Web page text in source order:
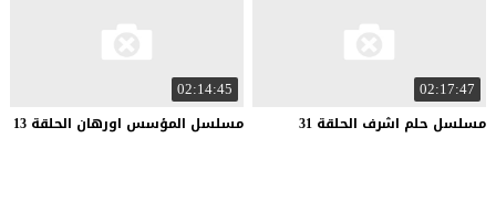
02:17:47
مسلسل حلم اشرف الحلقة 31
02:14:45
مسلسل المؤسس اورهان الحلقة 13